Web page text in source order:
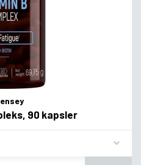
90 kapsler